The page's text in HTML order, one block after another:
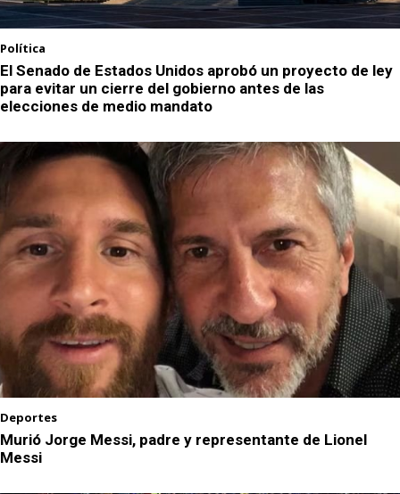
Política
El Senado de Estados Unidos aprobó un proyecto de ley
para evitar un cierre del gobierno antes de las
elecciones de medio mandato
Deportes
Murió Jorge Messi, padre y representante de Lionel
Messi